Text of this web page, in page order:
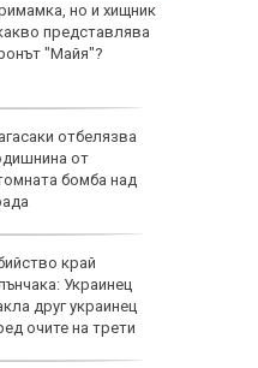
но и хищник
представлява
"Майя"?
отбелязва
от
бомба над
край
Украинец
друг украинец
очите на трети